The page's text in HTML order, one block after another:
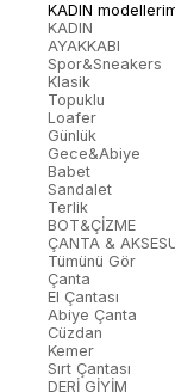
KADIN
KADIN
AYAKKABI
Spor&Sneakers
Klasik
Topuklu
Loafer
Günlük
Gece&Abiye
Babet
Sandalet
Terlik
BOT&ÇİZME
ÇANTA &
Tümünü Gör
Çanta
El Çantası
Abiye Çanta
Cüzdan
Kemer
Sırt Çantası
DERİ GİYİM